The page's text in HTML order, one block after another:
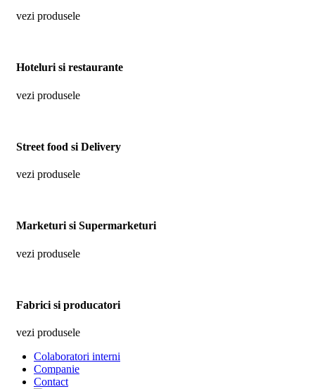
vezi produsele
Hoteluri si restaurante
vezi produsele
Street food si Delivery
vezi produsele
Marketuri si Supermarketuri
vezi produsele
Fabrici si producatori
vezi produsele
Colaboratori interni
Companie
Contact